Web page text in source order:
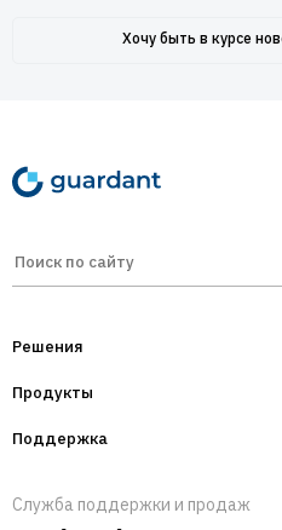
Хочу быть в курсе
Решения
Лицензирование и защита ПО
IoT и оборудование
Продукты
Guardant Sign
Поддержка
Служба поддержки и продаж